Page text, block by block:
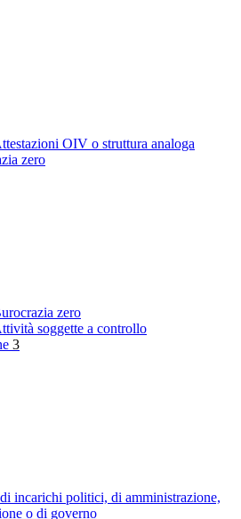
OIV o struttura analoga
zero
zero
soggette a controllo
3
incarichi politici, di amministrazione,
o di governo